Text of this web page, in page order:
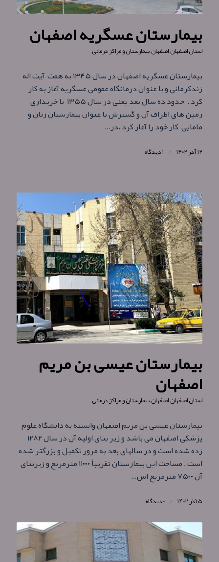
بیمارستان عسگریه اصفهان
استان اصفهان,اصفهان,بیمارستان و مراکز درمانی
بیمارستان عسگریه اصفهان در سال ۱۳۴۵ به همت آیت اله
زندکرمانی و با عنوان درمانگاه عمومی عسگریه آغاز به کار
کرد . حدود ده سال بعد یعنی در سال ۱۳۵۵ با خریداری
زمین های اطراف آن و گسترش با عنوان بیمارستان زنان و
مامایی کار خود را آغاز کرد .در…
۱۲ آذر ۱۴۰۲ / ۱ دیدگاه
بیمارستان عیسی بن مریم
اصفهان
استان اصفهان,اصفهان,بیمارستان و مراکز درمانی
بیمارستان عیسی بن مریم اصفهان وابسته به دانشگاه علوم
پزشکی اصفهان می باشد و زیر بنای اولیه آن در سال ۱۲۸۲
زده شده است و در سالهای بعد به مرور تکمیل و بزرگتر شده
است . مساحت این بيمارستان تقريباً ۱۱۰۰۰ مترمربع و زيربنای
آن ۷۵۰۰ مترمربع اس…
۵ آذر ۱۴۰۲ / ۰ دیدگاه